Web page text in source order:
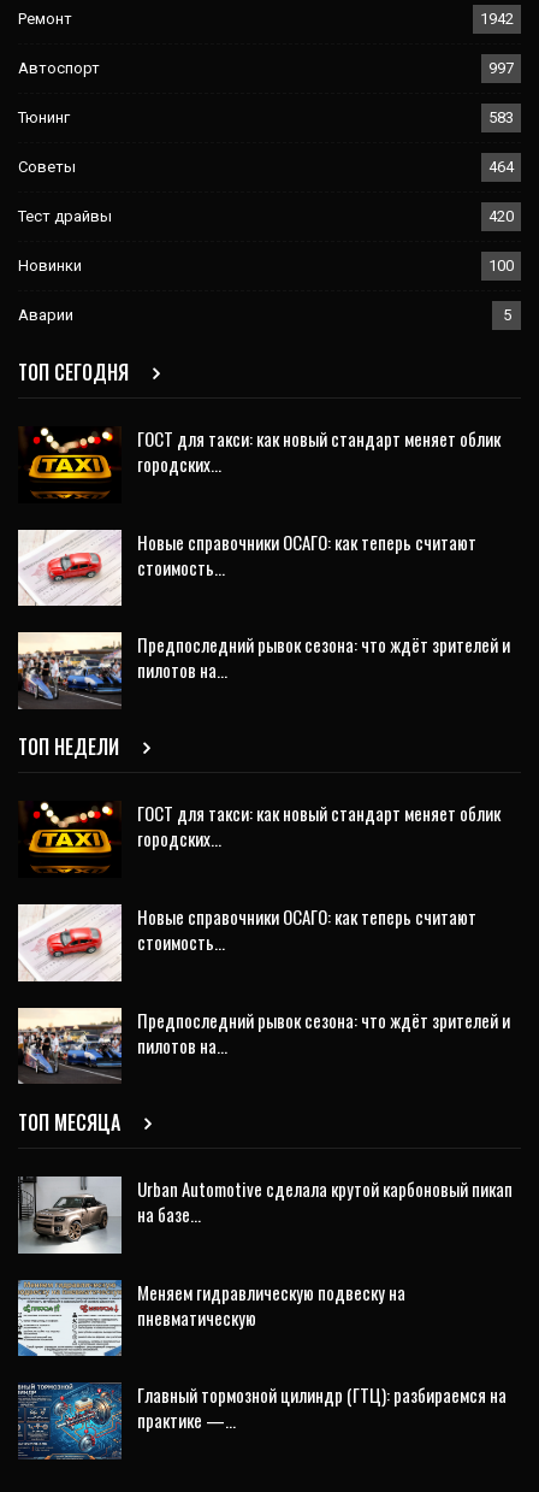
Ремонт 1942
Автоспорт 997
Тюнинг 583
Советы 464
Тест драйвы 420
Новинки 100
Аварии 5
ТОП СЕГОДНЯ
ГОСТ для такси: как новый стандарт меняет облик
городских…
Новые справочники ОСАГО: как теперь считают
стоимость…
Предпоследний рывок сезона: что ждёт зрителей и
пилотов на…
ТОП НЕДЕЛИ
ГОСТ для такси: как новый стандарт меняет облик
городских…
Новые справочники ОСАГО: как теперь считают
стоимость…
Предпоследний рывок сезона: что ждёт зрителей и
пилотов на…
ТОП МЕСЯЦА
Urban Automotive сделала крутой карбоновый пикап
на базе…
Меняем гидравлическую подвеску на
пневматическую
Главный тормозной цилиндр (ГТЦ): разбираемся на
практике —…